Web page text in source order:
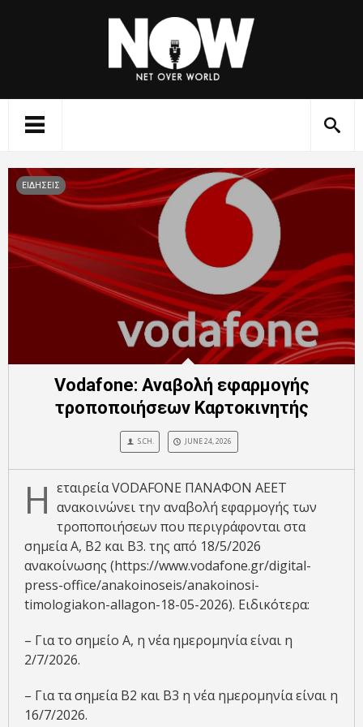
ΕΙΔΗΣΕΙΣ
Vodafone: Αναβολή εφαρμογής
τροποποιήσεων Καρτοκινητής
S.CH. JUNE 24, 2026
Η εταιρεία VODAFONE ΠΑΝΑΦΟΝ ΑΕΕΤ
ανακοινώνει την αναβολή εφαρμογής των
τροποποιήσεων που περιγράφονται στα
σημεία Α, Β2 και Β3. της από 18/5/2026
ανακοίνωσης (https://www.vodafone.gr/digital-
press-office/anakoinoseis/anakoinosi-
timologiakon-allagon-18-05-2026). Ειδικότερα:
– Για το σημείο Α, η νέα ημερομηνία είναι η
2/7/2026.
– Για τα σημεία Β2 και Β3 η νέα ημερομηνία είναι η
16/7/2026.